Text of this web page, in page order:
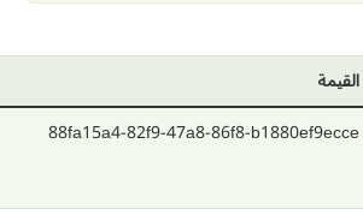
القيمة
88fa15a4-82f9-47a8-86f8-b1880ef9ecce